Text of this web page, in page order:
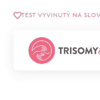
TEST VYVINUTÝ NA